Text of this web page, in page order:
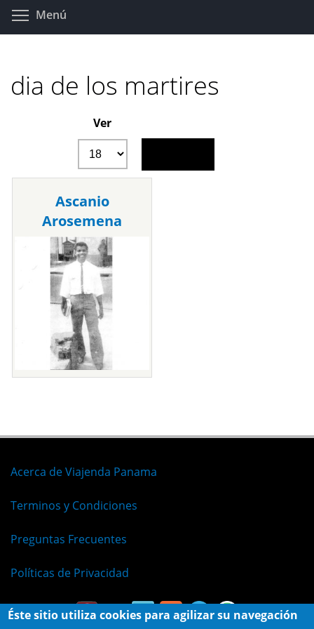
Pasar Menú
dia de los martires
Ver
Ascanio
Arosemena
Acerca de Viajenda Panama
Terminos y Condiciones
Preguntas Frecuentes
Políticas de Privacidad
Éste sitio utiliza cookies para agilizar su navegación